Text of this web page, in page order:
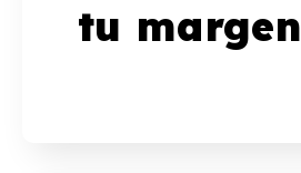
tu margen